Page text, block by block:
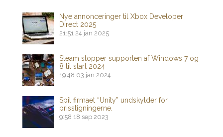
Nye annonceringer til Xbox Developer
Direct 2025
21:51 24 jan 2025
Steam stopper supporten af ​​Windows 7 og
8 til start 2024
19:48 03 jan 2024
Spil firmaet “Unity” undskylder for
prisstigningerne.
9:58 18 sep 2023